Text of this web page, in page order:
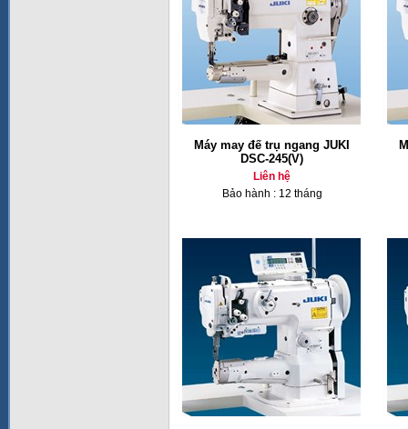
Máy may đế trụ ngang JUKI
DSC-245(V)
Liên hệ
Bảo hành : 12 tháng